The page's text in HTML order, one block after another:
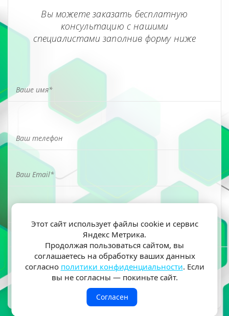
Вы можете заказать бесплатную
консультацию с нашими
специалистами заполнив форму ниже
Я ознакомлен(а) и согласен(на) на обработку моих
персональных данных согласно политики
конфиденциальности
Этот сайт использует файлы cookie и сервис
Яндекс Метрика.
Продолжая пользоваться сайтом, вы
соглашаетесь на обработку ваших данных
согласно политики конфиденциальности. Если
вы не согласны — покиньте сайт.
Согласен